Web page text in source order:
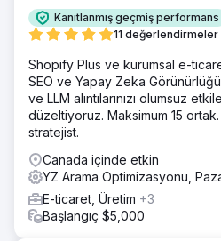
Kanıtlanmış geçmiş performans
11 değerlendirmeler
Shopify Plus ve kurumsal e-
SEO ve Yapay Zeka Görünürlüğü.
ve LLM alıntılarınızı olumsuz
düzeltiyoruz. Maksimum 15
stratejist.
Canada içinde etkin
YZ Arama Optimizasyonu,
E-ticaret, Üretim +3
Başlangıç $5,000